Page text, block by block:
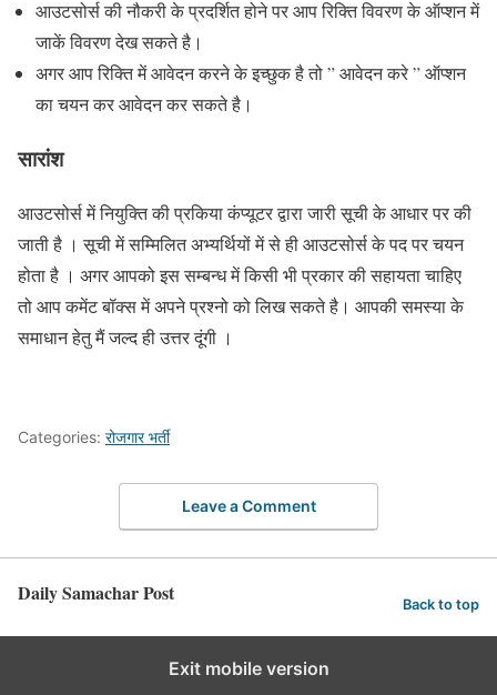
आउटसोर्स की नौकरी के प्रदर्शित होने पर आप रिक्ति विवरण के ऑप्शन में
जाकें विवरण देख सकते है।
अगर आप रिक्ति में आवेदन करने के इच्छुक है तो ” आवेदन करे ” ऑप्शन
का चयन कर आवेदन कर सकते है।
सारांश
आउटसोर्स में नियुक्ति की प्रकिया कंप्यूटर द्वारा जारी सूची के आधार पर की
जाती है । सूची में सम्मिलित अभ्यर्थियों में से ही आउटसोर्स के पद पर चयन
होता है । अगर आपको इस सम्बन्ध में किसी भी प्रकार की सहायता चाहिए
तो आप कमेंट बॉक्स में अपने प्रश्नो को लिख सकते है। आपकी समस्या के
समाधान हेतु मैं जल्द ही उत्तर दूंगी ।
Categories: रोजगार भर्ती
Leave a Comment
Daily Samachar Post Back to top
Exit mobile version